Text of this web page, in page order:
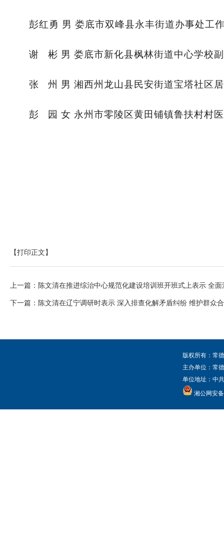
彭红勇 男 娄底市双峰县永丰街道办事处工
谢 彬 男 娄底市新化县枫林街道中心学校
张 州 男 湘西州龙山县民安街道宝塔社区
彭 园 女 永州市零陵区黄田铺镇鲁扶村村医
【打印正文】
上一篇： 陈文清在推进综治中心规范化建设培训班开班式上表示 全
下一篇： 陈文清在辽宁调研时表示 深入排查化解矛盾纠纷 维护群众
版权所有：常
主办单位：常
单位地址：中
湘公网安